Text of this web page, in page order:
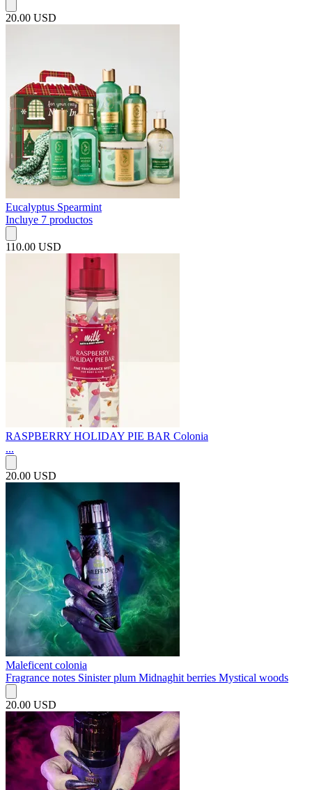
20.00 USD
Eucalyptus Spearmint
Incluye 7 productos
110.00 USD
RASPBERRY HOLIDAY PIE BAR Colonia
...
20.00 USD
Maleficent colonia
Fragrance notes Sinister plum Midnaghit berries Mystical woods
20.00 USD